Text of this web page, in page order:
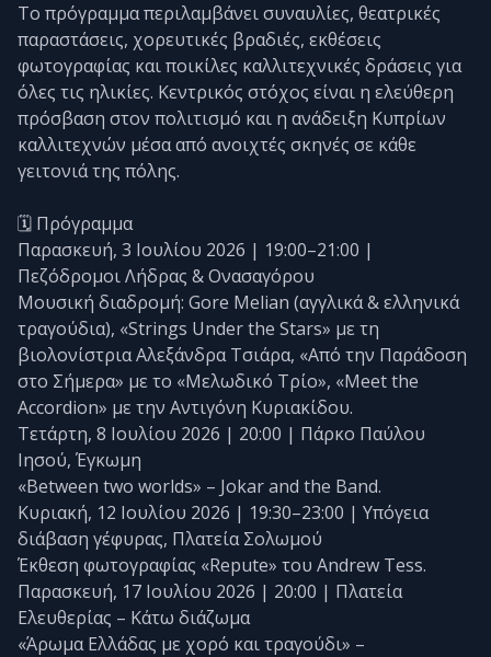
Το πρόγραμμα περιλαμβάνει συναυλίες, θεατρικές
παραστάσεις, χορευτικές βραδιές, εκθέσεις
φωτογραφίας και ποικίλες καλλιτεχνικές δράσεις για
όλες τις ηλικίες. Κεντρικός στόχος είναι η ελεύθερη
πρόσβαση στον πολιτισμό και η ανάδειξη Κυπρίων
καλλιτεχνών μέσα από ανοιχτές σκηνές σε κάθε
γειτονιά της πόλης.
🗓️ Πρόγραμμα
Παρασκευή, 3 Ιουλίου 2026 | 19:00–21:00 |
Πεζόδρομοι Λήδρας & Ονασαγόρου
Μουσική διαδρομή: Gore Melian (αγγλικά & ελληνικά
τραγούδια), «Strings Under the Stars» με τη
βιολονίστρια Αλεξάνδρα Τσιάρα, «Από την Παράδοση
στο Σήμερα» με το «Μελωδικό Τρίο», «Meet the
Accordion» με την Αντιγόνη Κυριακίδου.
Τετάρτη, 8 Ιουλίου 2026 | 20:00 | Πάρκο Παύλου
Ιησού, Έγκωμη
«Between two worlds» – Jokar and the Band.
Κυριακή, 12 Ιουλίου 2026 | 19:30–23:00 | Υπόγεια
διάβαση γέφυρας, Πλατεία Σολωμού
Έκθεση φωτογραφίας «Repute» του Andrew Tess.
Παρασκευή, 17 Ιουλίου 2026 | 20:00 | Πλατεία
Ελευθερίας – Κάτω διάζωμα
«Άρωμα Ελλάδας με χορό και τραγούδι» –